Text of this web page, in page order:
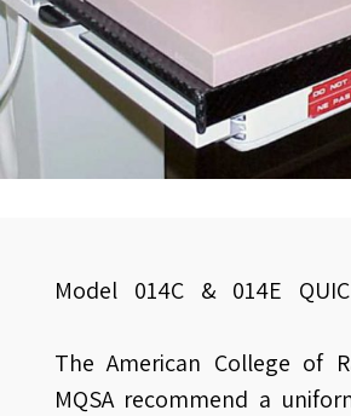
Model 014C & 014E
The American College of
MQSA recommend a